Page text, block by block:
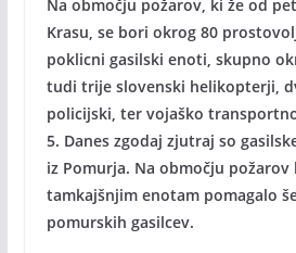
Na območju požarov, ki že od
Krasu, se bori okrog 80
poklicni gasilski enoti, skupno
tudi trije slovenski helikopterji,
policijski, ter vojaško
5. Danes zgodaj zjutraj so
iz Pomurja. Na območju požarov
tamkajšnjim enotam pomagalo
pomurskih gasilcev.